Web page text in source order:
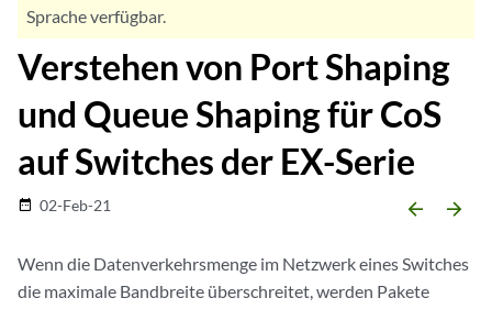
Sprache verfügbar.
Verstehen von Port Shaping
und Queue Shaping für CoS
auf Switches der EX-Serie
date_range 02-Feb-21 arrow_backward arrow_forward
Wenn die Datenverkehrsmenge im Netzwerk eines Switches
die maximale Bandbreite überschreitet, werden Pakete